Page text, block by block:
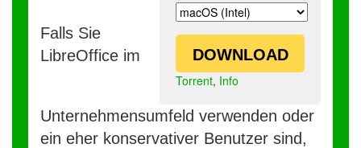
DOWNLOAD
Torrent, Info
Falls Sie
LibreOffice im
Unternehmensumfeld verwenden oder
ein eher konservativer Benutzer sind,